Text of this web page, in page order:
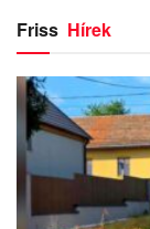
Friss Hírek